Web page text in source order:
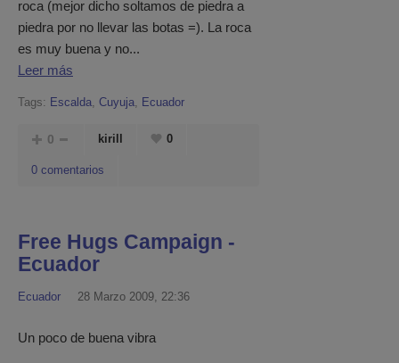
roca (mejor dicho soltamos de piedra a
piedra por no llevar las botas =). La roca
es muy buena y no...
Leer más
Tags: Escalda, Cuyuja, Ecuador
0 kirill 0
0 comentarios
Free Hugs Campaign -
Ecuador
Ecuador 28 Marzo 2009, 22:36
Un poco de buena vibra